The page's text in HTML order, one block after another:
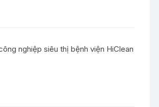
nghiệp siêu thị bệnh viện HiClean